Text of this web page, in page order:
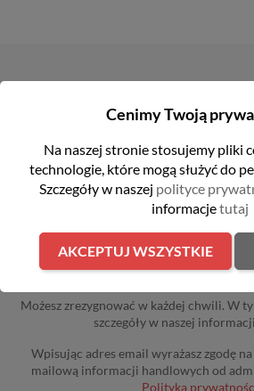
Otrzymuj informację o
Możesz zrezygnować w każdej chwili. W
szczegóły w naszej
Wpisując adres email wyrażasz zgodę
mailową informacji handlowych od
Polityką
Cenimy Twoją
Na naszej stronie stosujemy pliki
technologie, które mogą służyć do
Szczegóły w naszej polityce
informacjetutaj
AKCEPTUJ WSZYSTKIE